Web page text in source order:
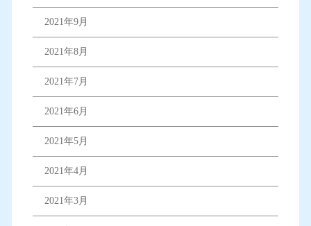
2021年9月
2021年8月
2021年7月
2021年6月
2021年5月
2021年4月
2021年3月